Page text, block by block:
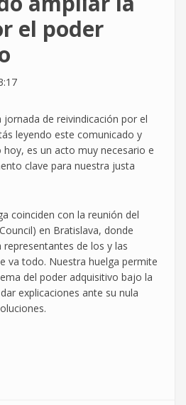
el poder
jornada de reivindicación por el
leyendo este comunicado y
es un acto muy necesario e
clave para nuestra justa
coinciden con la reunión del
en Bratislava, donde
de los y las
va todo. Nuestra huelga permite
del poder adquisitivo bajo la
explicaciones ante su nula